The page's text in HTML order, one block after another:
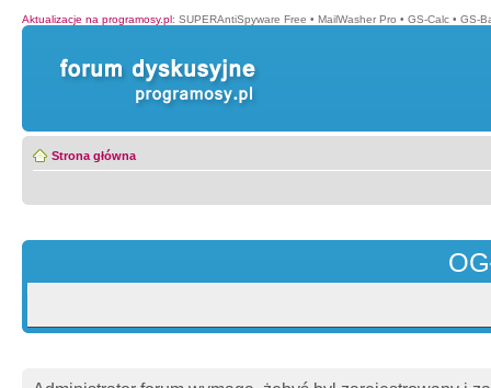
Aktualizacje na programosy.pl: SUPERAntiSpyware Free • MailWasher Pro • GS-Calc • GS-
Strona główna